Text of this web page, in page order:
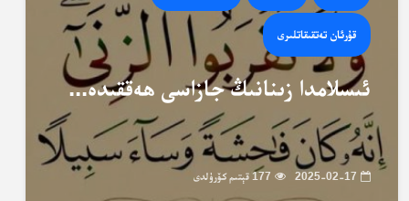
قۇرئان تەتقىقاتلىرى
ئىسلامدا زىنانىڭ جازاسى ھەققىدە...
2025-02-17 177 قېتىم كۆرۈلدى